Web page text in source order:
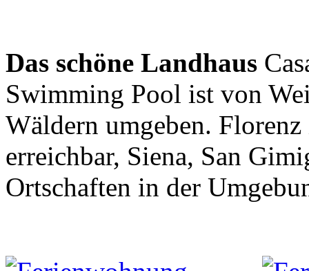
Das schöne Landhaus
Swimming Pool ist von
Wäldern umgeben.
erreichbar, Siena, San
Ortschaften in der